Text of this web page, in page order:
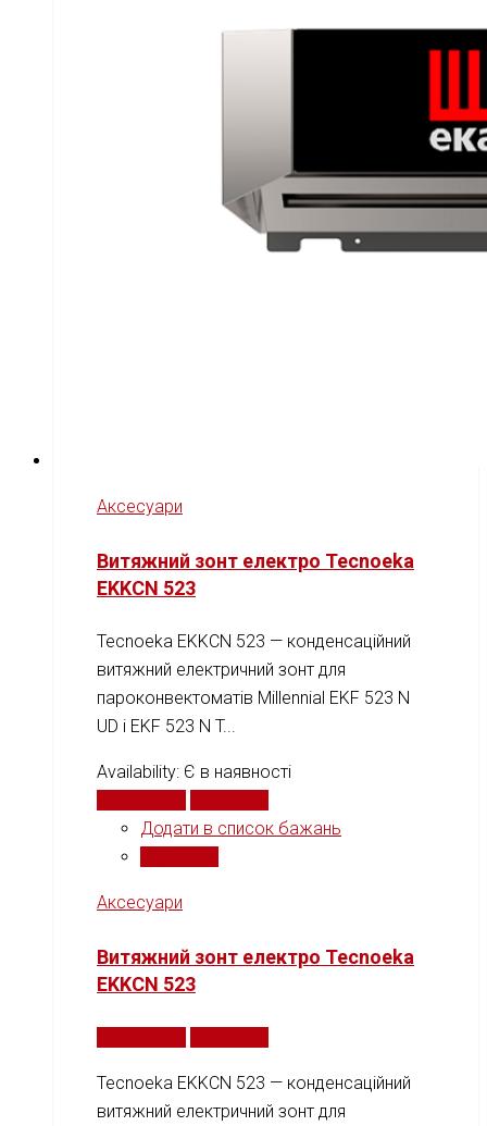
Аксесуари
Витяжний зонт електро Tecnoeka
EKKCN 523
Tecnoeka EKKCN 523 — конденсаційний
витяжний електричний зонт для
пароконвектоматів Millennial EKF 523 N
UD і EKF 523 N T...
Availability: Є в наявності
Додати в список бажань
Аксесуари
Витяжний зонт електро Tecnoeka
EKKCN 523
Tecnoeka EKKCN 523 — конденсаційний
витяжний електричний зонт для